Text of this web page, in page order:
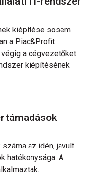
kiépítése sosem
a Piac&Profit
a cégvezetőket
kiépítésének
az idén, javult
hatékonysága. A